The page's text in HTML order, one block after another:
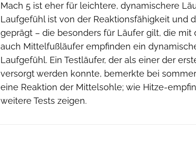
Mach 5 ist eher für leichtere, dynamischere
Laufgefühl ist von der Reaktionsfähigkeit und
geprägt – die besonders für Läufer gilt, die mit
auch Mittelfußläufer empfinden ein
Laufgefühl. Ein Testläufer, der als einer der
versorgt werden konnte, bemerkte bei
eine Reaktion der Mittelsohle; wie Hitze-
weitere Tests zeigen.